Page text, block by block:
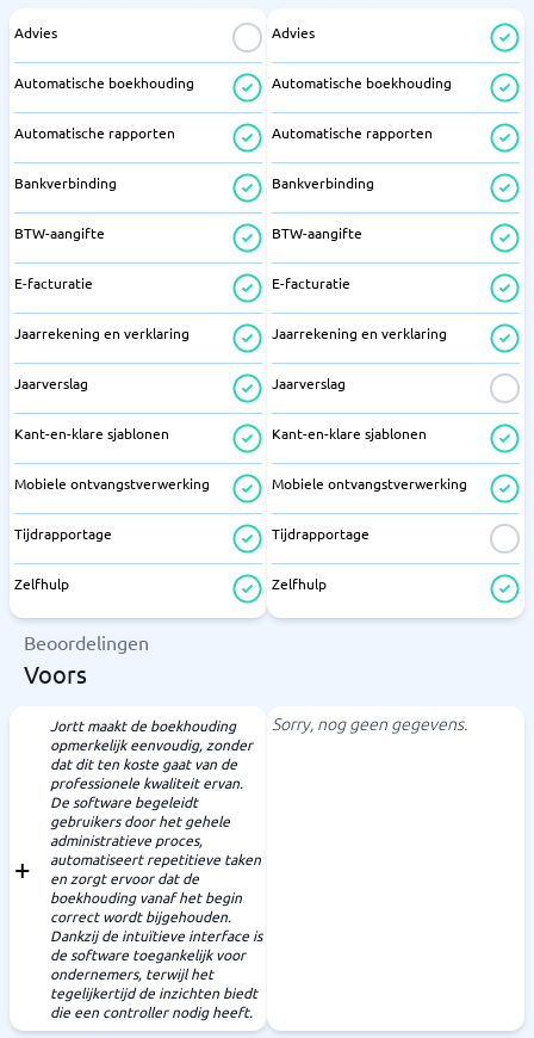
Advies
Automatische boekhouding
Automatische rapporten
Bankverbinding
BTW-aangifte
E-facturatie
Jaarrekening en verklaring
Jaarverslag
Kant-en-klare sjablonen
Mobiele ontvangstverwerking
Tijdrapportage
Zelfhulp
Advies
Automatische boekhouding
Automatische rapporten
Bankverbinding
BTW-aangifte
E-facturatie
Jaarrekening en verklaring
Jaarverslag
Kant-en-klare sjablonen
Mobiele ontvangstverwerking
Tijdrapportage
Zelfhulp
Beoordelingen
Voors
Jortt maakt de boekhouding
opmerkelijk eenvoudig, zonder
dat dit ten koste gaat van de
professionele kwaliteit ervan.
De software begeleidt
gebruikers door het gehele
administratieve proces,
automatiseert repetitieve taken
en zorgt ervoor dat de
boekhouding vanaf het begin
correct wordt bijgehouden.
Dankzij de intuïtieve interface is
de software toegankelijk voor
ondernemers, terwijl het
tegelijkertijd de inzichten biedt
die een controller nodig heeft.
Sorry, nog geen gegevens.